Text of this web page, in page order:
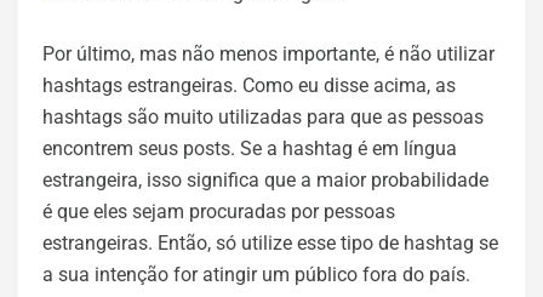
Por último, mas não menos importante, é não utilizar
hashtags estrangeiras. Como eu disse acima, as
hashtags são muito utilizadas para que as pessoas
encontrem seus posts. Se a hashtag é em língua
estrangeira, isso significa que a maior probabilidade
é que eles sejam procuradas por pessoas
estrangeiras. Então, só utilize esse tipo de hashtag se
a sua intenção for atingir um público fora do país.